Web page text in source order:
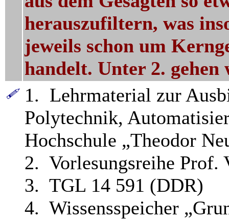
herauszufiltern, was
jeweils schon um
handelt. Unter 2. gehen
1. Lehrmaterial zur
Polytechnik,
Hochschule „Theodor
2. Vorlesungsreihe Prof.
3. TGL 14 591 (DDR)
4. Wissensspeicher